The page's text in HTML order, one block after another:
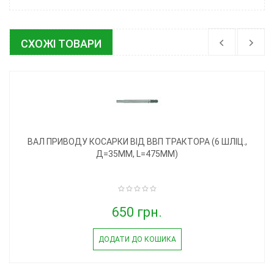
СХОЖІ ТОВАРИ
ВАЛ ПРИВОДУ КОСАРКИ ВІД ВВП ТРАКТОРА (6 ШЛІЦ.,
Д=35ММ, L=475ММ)
650 грн.
ДОДАТИ ДО КОШИКА